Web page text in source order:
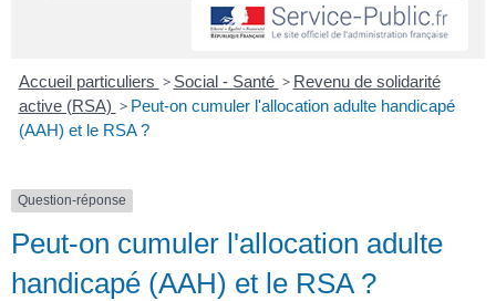
Accueil particuliers > Social - Santé > Revenu de solidarité
active (RSA) > Peut-on cumuler l'allocation adulte handicapé
(AAH) et le RSA ?
Question-réponse
Peut-on cumuler l'allocation adulte
handicapé (AAH) et le RSA ?